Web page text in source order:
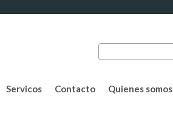
Servicos Contacto Quienes somos